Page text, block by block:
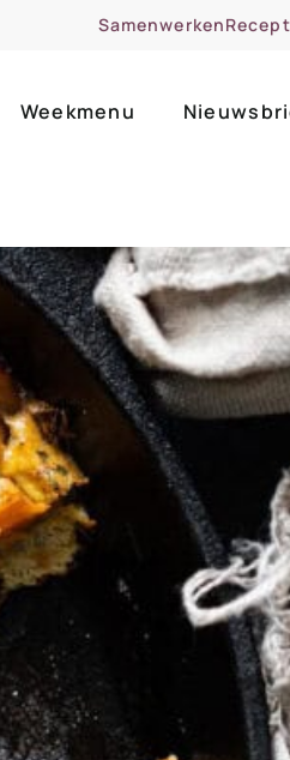
Samenwerken
alle groentes
alle fruitsoorten
zomer zoet
barbecue
eenpansgerecht
slow cooker
Weekmenu